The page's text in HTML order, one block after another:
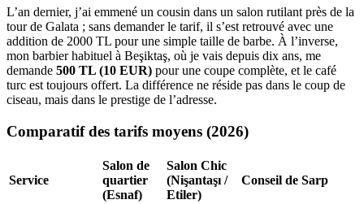
L’an dernier, j’ai emmené un cousin dans un salon rutilant près de la
tour de Galata ; sans demander le tarif, il s’est retrouvé avec une
addition de 2000 TL pour une simple taille de barbe. À l’inverse,
mon barbier habituel à Beşiktaş, où je vais depuis dix ans, me
demande 500 TL (10 EUR) pour une coupe complète, et le café
turc est toujours offert. La différence ne réside pas dans le coup de
ciseau, mais dans le prestige de l’adresse.
Comparatif des tarifs moyens (2026)
Service
Salon de
quartier
(Esnaf)
Salon Chic
(Nişantaşı /
Etiler)
Conseil de Sarp